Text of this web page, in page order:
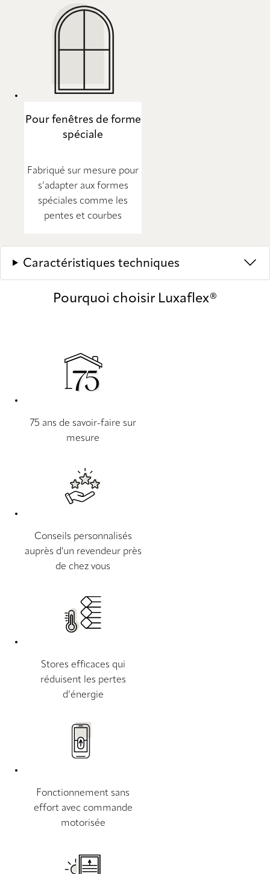
Pour fenêtres de forme
spéciale
Fabriqué sur mesure pour
s’adapter aux formes
spéciales comme les
pentes et courbes
Caractéristiques techniques
Pourquoi choisir Luxaflex®
75 ans de savoir-faire sur
mesure
Conseils personnalisés
auprès d'un revendeur près
de chez vous
Stores efficaces qui
réduisent les pertes
d’énergie
Fonctionnement sans
effort avec commande
motorisée